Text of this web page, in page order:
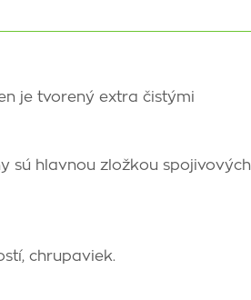
je tvorený extra čistými
sú hlavnou zložkou spojivových
chrupa­viek.